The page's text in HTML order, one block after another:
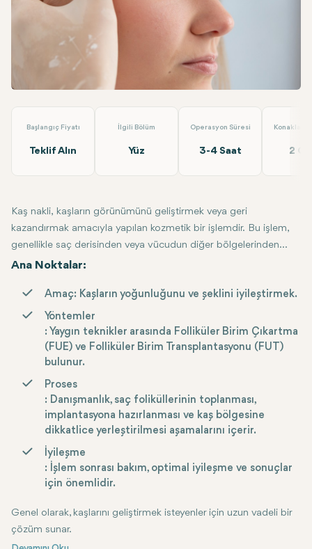
Telegram
E-posta
Başlangıç Fiyatı
Teklif Alın
İlgili Bölüm
Yüz
Operasyon Süresi
3-4 Saat 2
Kaş nakli, kaşların görünümünü geliştirmek veya geri
kazandırmak amacıyla yapılan kozmetik bir işlemdir. Bu işlem,
genellikle saç derisinden veya vücudun diğer bölgelerinden
alınan saç foliküllerinin kaş bölgesine transplantasyonunu içerir.
daha dolgun ve doğal bir görünüm elde etmelerine yardımcı
olabilir.
Ana Noktalar:
Amaç: Kaşların yoğunluğunu ve şeklini iyileştirmek.
Yöntemler
: Yaygın teknikler arasında Folliküler Birim Çıkartma
(FUE) ve Folliküler Birim Transplantasyonu (FUT)
bulunur.
Proses
: Danışmanlık, saç foliküllerinin toplanması,
implantasyona hazırlanması ve kaş bölgesine
dikkatlice yerleştirilmesi aşamalarını içerir.
İyileşme
: İşlem sonrası bakım, optimal iyileşme ve sonuçlar
için önemlidir.
Genel olarak, kaşlarını geliştirmek isteyenler için uzun vadeli bir
çözüm sunar.